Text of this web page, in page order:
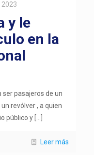
2023
y le
en la
ser pasajeros de un
revólver , a quien
público y
Leer más